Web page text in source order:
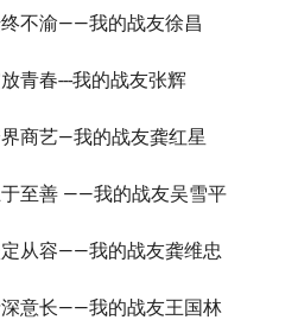
不渝——我的战友徐昌
青春---我的战友张辉
商艺—我的战友龚红星
至善 ——我的战友吴雪平
从容——我的战友龚维忠
意长——我的战友王国林